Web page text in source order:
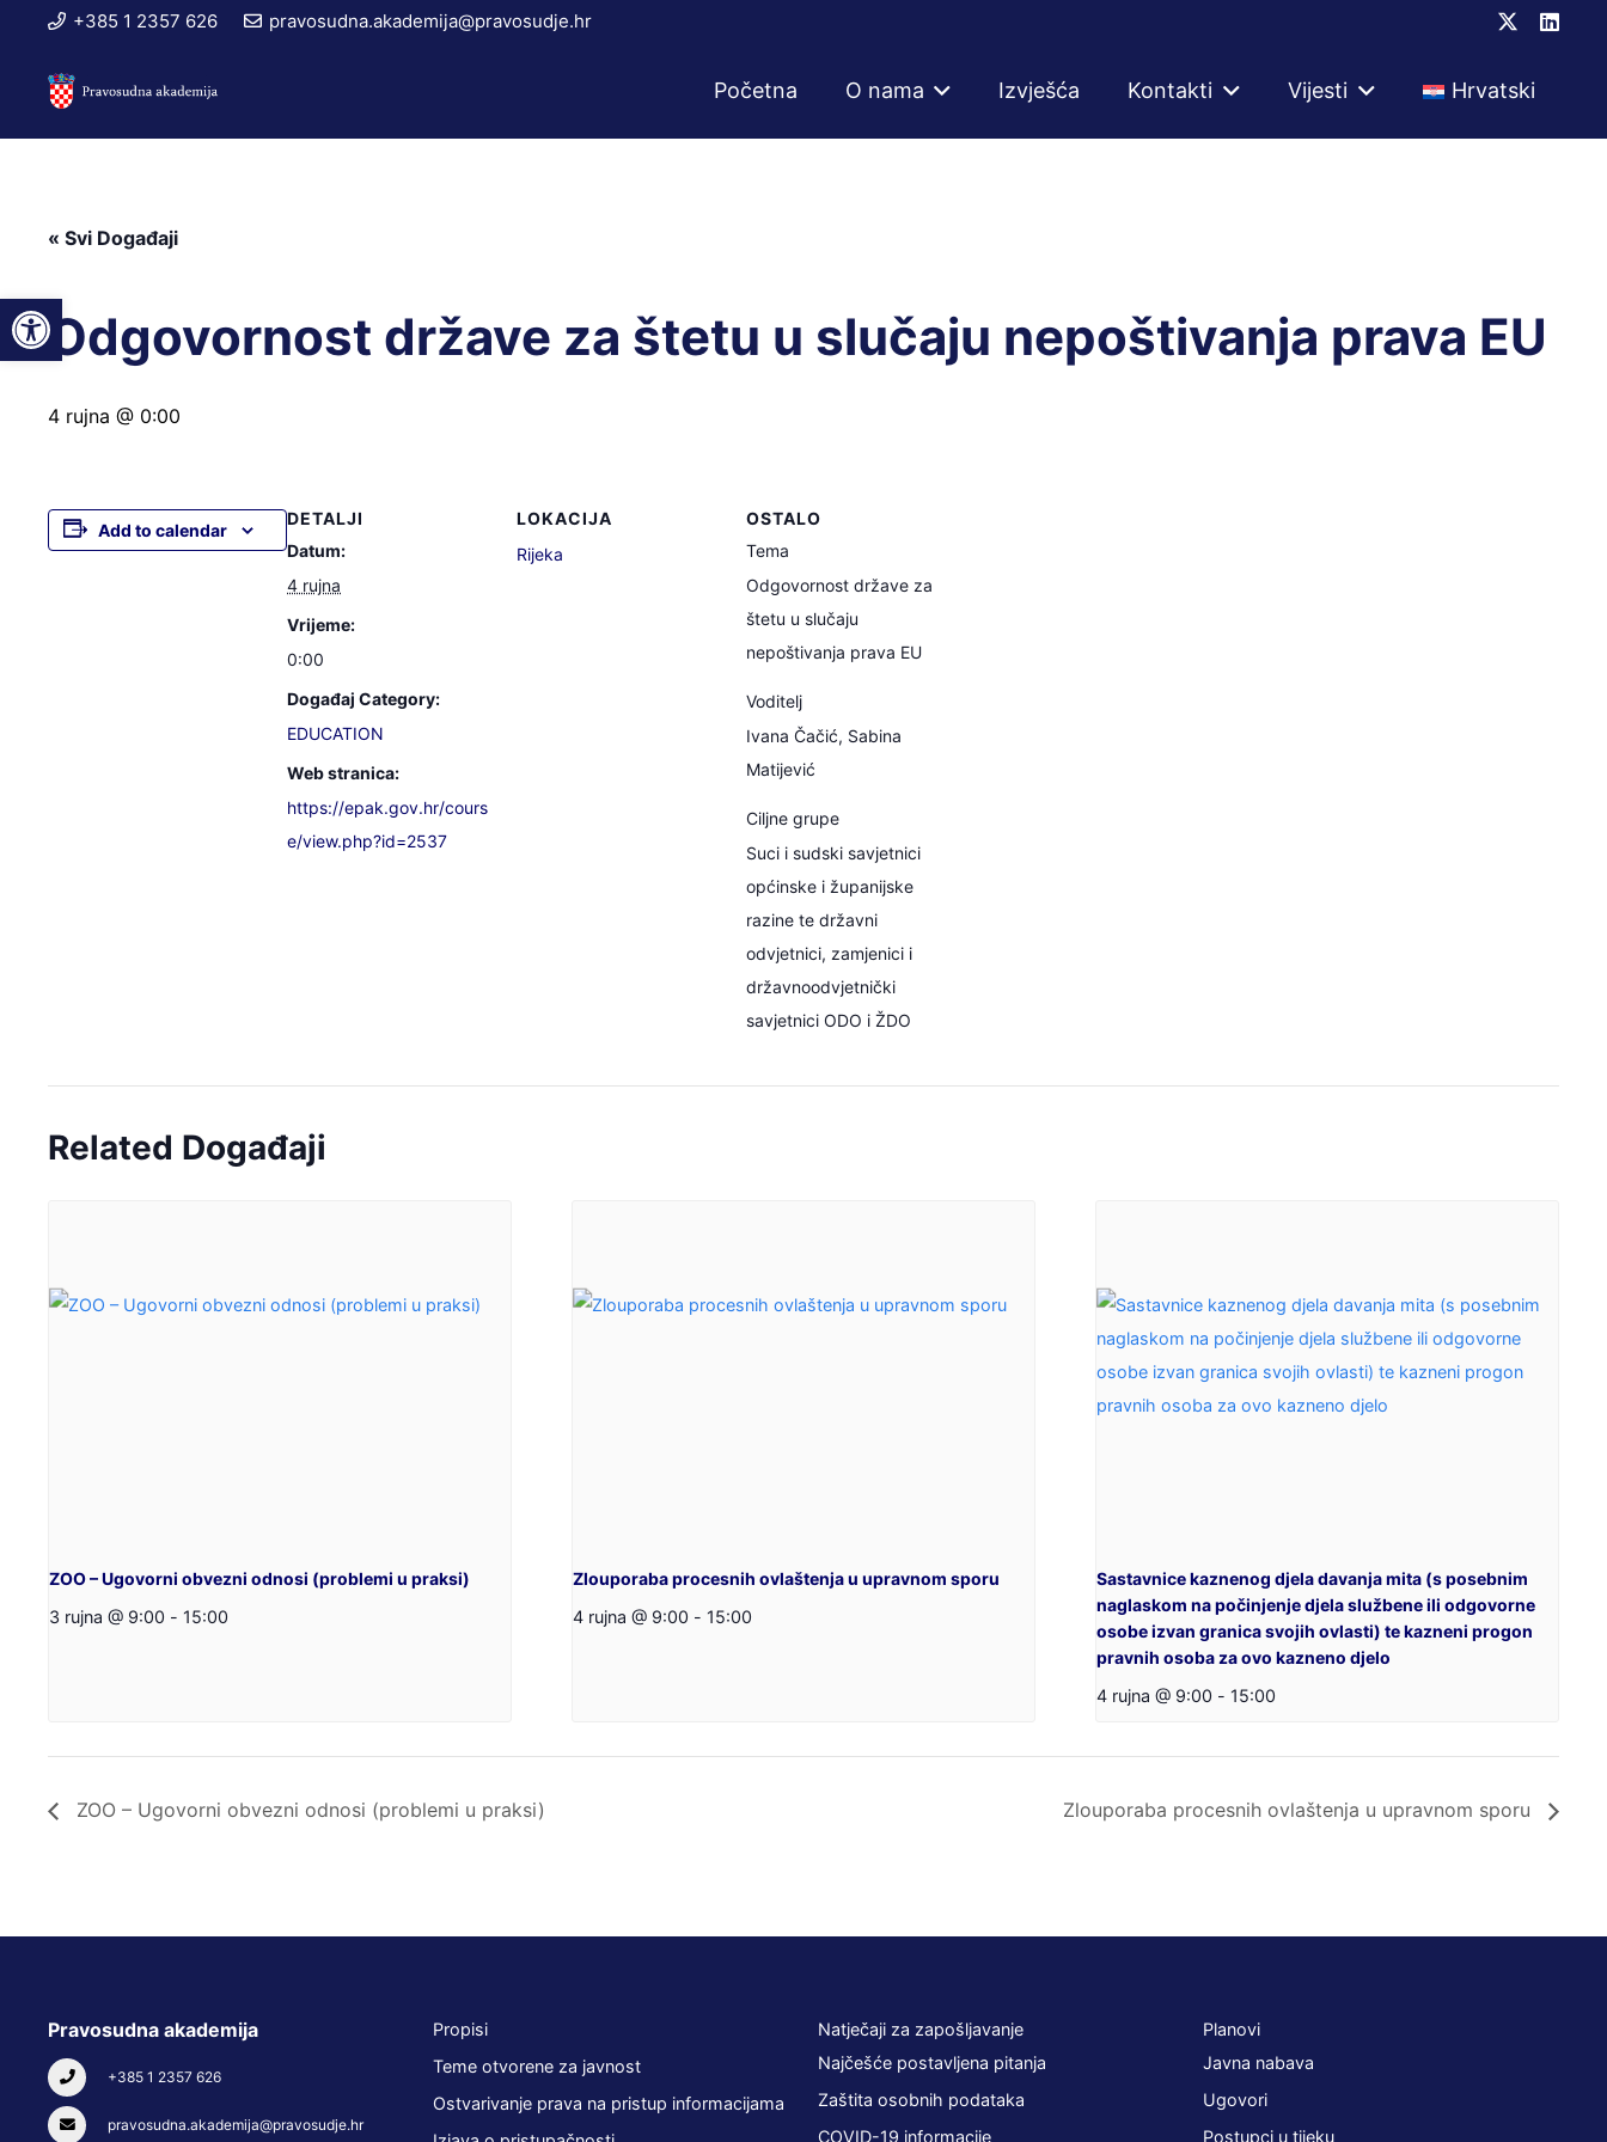
+385 1 2357 626 pravosudna.akademija@pravosudje.hr
Početna O nama Izvješća Kontakti Vijesti Hrvatski
« Svi Događaji
Odgovornost države za štetu u slučaju nepoštivanja prava EU
4 rujna @ 0:00
Add to calendar
DETALJI
Datum:
4 rujna
Vrijeme:
0:00
Događaj Category:
EDUCATION
Web stranica:
https://epak.gov.hr/cours
e/view.php?id=2537
LOKACIJA
Rijeka
OSTALO
Tema
Odgovornost države za
štetu u slučaju
nepoštivanja prava EU
Voditelj
Ivana Čačić, Sabina
Matijević
Ciljne grupe
Suci i sudski savjetnici
općinske i županijske
razine te državni
odvjetnici, zamjenici i
državnoodvjetnički
savjetnici ODO i ŽDO
Related Događaji
ZOO – Ugovorni obvezni odnosi (problemi u praksi)
3 rujna @ 9:00 - 15:00
Zlouporaba procesnih ovlaštenja u upravnom sporu
4 rujna @ 9:00 - 15:00
Sastavnice kaznenog djela davanja mita (s posebnim
naglaskom na počinjenje djela službene ili odgovorne
osobe izvan granica svojih ovlasti) te kazneni progon
pravnih osoba za ovo kazneno djelo
4 rujna @ 9:00 - 15:00
ZOO – Ugovorni obvezni odnosi (problemi u praksi) Zlouporaba procesnih ovlaštenja u upravnom sporu
Pravosudna akademija
+385 1 2357 626
pravosudna.akademija@pravosudje.hr
Propisi
Teme otvorene za javnost
Ostvarivanje prava na pristup informacijama
Natječaji za zapošljavanje
Najčešće postavljena pitanja
Zaštita osobnih podataka
COVID-19 informacije
Planovi
Javna nabava
Ugovori
Postupci u tijeku
Open toolbar